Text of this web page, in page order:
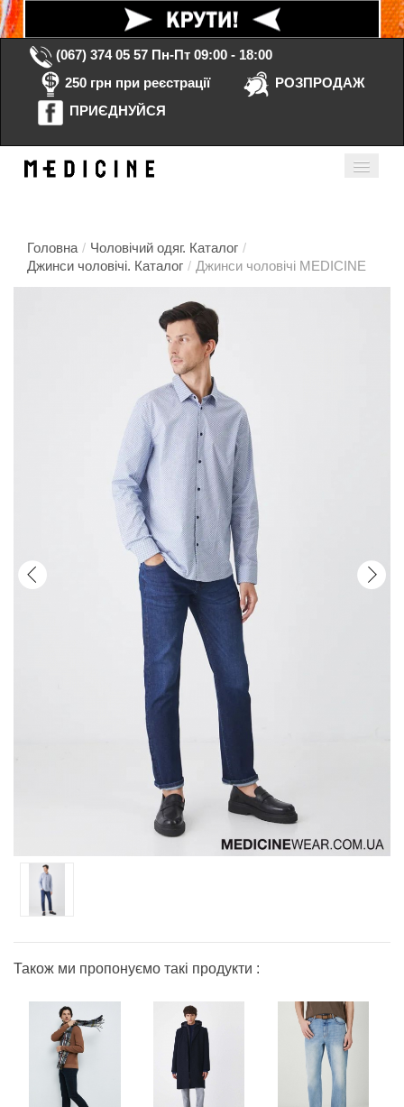
(067) 374 05 57 Пн-Пт 09:00 - 18:00
250 грн при реєстрації
РОЗПРОДАЖ
ПРИЄДНУЙСЯ
Головна / Чоловічий одяг. Каталог /
Джинси чоловічі. Каталог / Джинси чоловічі MEDICINE
Також ми пропонуємо такі продукти :